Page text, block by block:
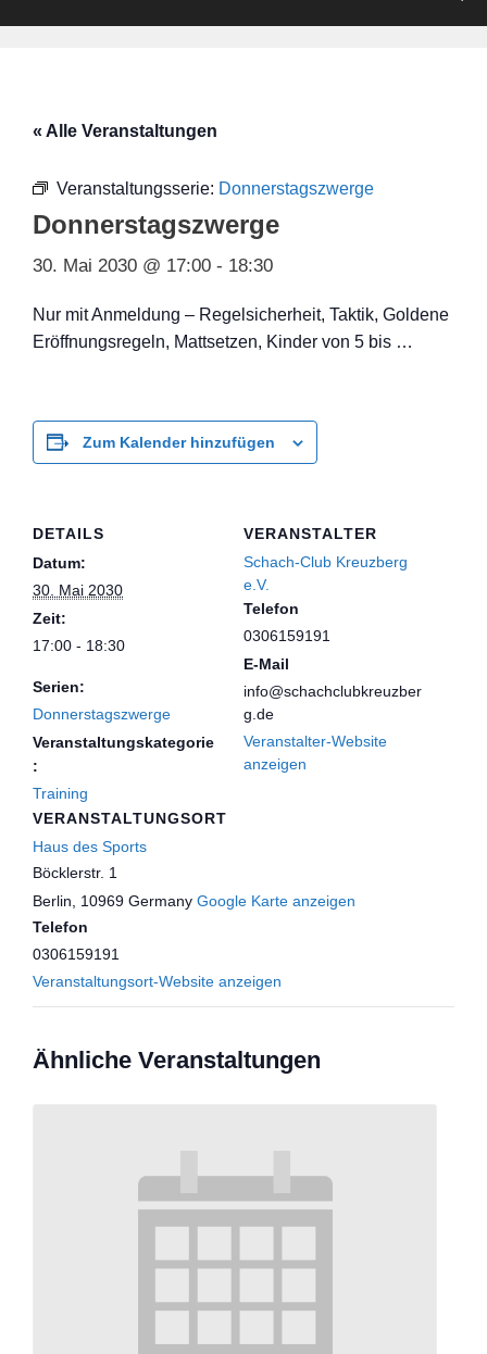
« Alle Veranstaltungen
Veranstaltungsserie: Donnerstagszwerge
Donnerstagszwerge
30. Mai 2030 @ 17:00 - 18:30
Nur mit Anmeldung – Regelsicherheit, Taktik, Goldene
Eröffnungsregeln, Mattsetzen, Kinder von 5 bis …
Zum Kalender hinzufügen
DETAILS
Datum:
30. Mai 2030
Zeit:
17:00 - 18:30
Serien:
Donnerstagszwerge
Veranstaltungskategorie
:
Training
VERANSTALTUNGSORT
Haus des Sports
Böcklerstr. 1
Berlin
10969 Germany Google Karte anzeigen
Telefon
0306159191
Veranstaltungsort-Website anzeigen
VERANSTALTER
Schach-Club Kreuzberg
e.V.
Telefon
0306159191
E-Mail
info@schachclubkreuzber
g.de
Veranstalter-Website
anzeigen
Ähnliche Veranstaltungen